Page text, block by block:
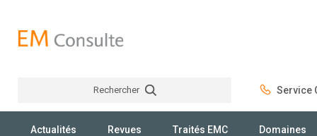
Rechercher Service
Actualités Revues Traités EMC Domaines